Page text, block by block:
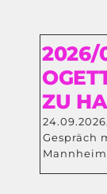
2026/
ZU
Gespräch
Mannheim